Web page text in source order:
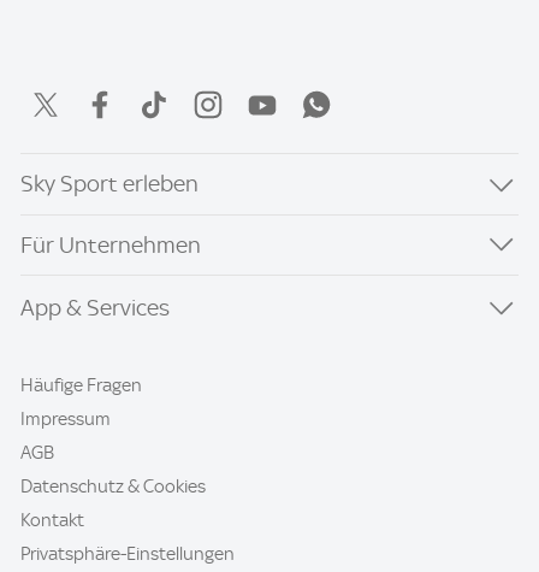
Sky Sport erleben
Für Unternehmen
App & Services
Häufige Fragen
Impressum
AGB
Datenschutz & Cookies
Kontakt
Privatsphäre-Einstellungen